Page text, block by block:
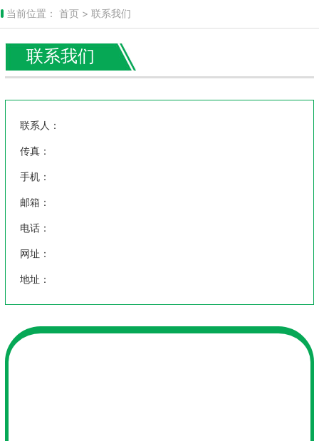
当前位置： 首页 > 联系我们
联系我们
联系人：
传真：
手机：
邮箱：
电话：
网址：
地址：